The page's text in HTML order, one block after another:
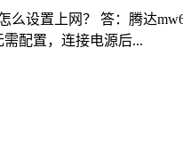
么设置上网？ 答：腾达
配置，连接电源后...